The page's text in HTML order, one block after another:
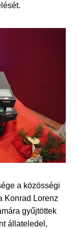
a közösségi
Konrad Lorenz
gyűjtöttek
állateledel,